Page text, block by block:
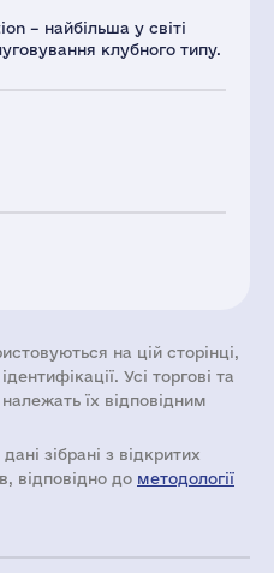
– найбільша у світі
клубного типу.
на цій сторінці,
Усі торгові та
їх відповідним
зібрані з відкритих
відповідно до методології